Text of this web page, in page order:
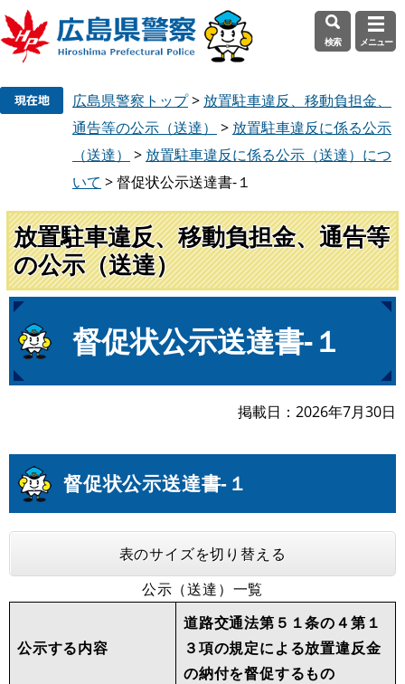
で
す
。
ば
し
て
本
文
へ
検索 メニュー
広島県警察トップ> 放置駐車違反、移動負担金、
通告等の公示（送達）
> 放置駐車違反に係る公示
（送達）
> 放置駐車違反に係る公示（送達）につ
いて >督促状公示送達書-１
放置駐車違反、移動負担金、通告等
の公示（送達）
文
督促状公示送達書-１
掲載日 2026年7月30日
督促状公示送達書-１
表のサイズを切り替える
公示（送達）一覧
公示する内容
道路交通法第５１条の４第１
３項の規定による放置違反金
の納付を督促するもの